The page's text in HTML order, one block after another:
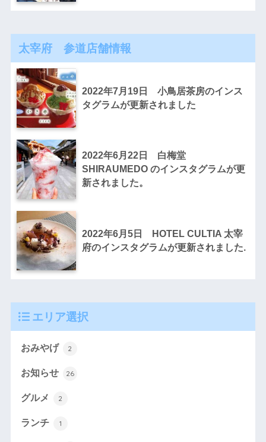
太宰府 参道店舗情報
2022年7月19日 小鳥居茶房のインス
タグラムが更新されました
2022年6月22日 白梅堂
SHIRAUMEDO のインスタグラムが更
新されました。
2022年6月5日 HOTEL CULTIA 太宰
府のインスタグラムが更新されました.
エリア選択
おみやげ 2
お知らせ 26
グルメ 2
ランチ 1